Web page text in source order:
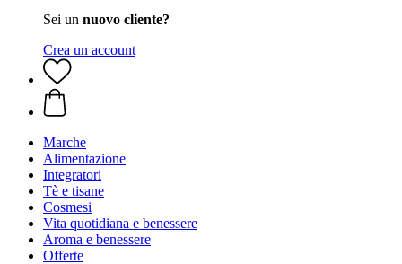
Sei un nuovo cliente?
Crea un account
Marche
Alimentazione
Integratori
Tè e tisane
Cosmesi
Vita quotidiana e benessere
Aroma e benessere
Offerte